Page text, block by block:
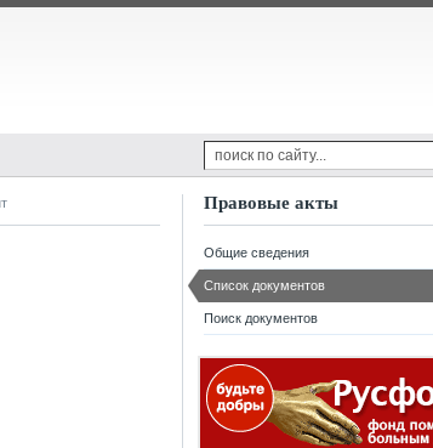
Правовые акты
Общие сведения
Список документов
Поиск документов